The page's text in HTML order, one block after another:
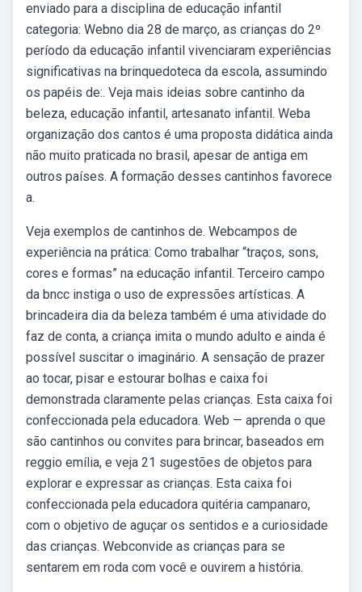
enviado para a disciplina de educação infantil
categoria: Webno dia 28 de março, as crianças do 2º
período da educação infantil vivenciaram experiências
significativas na brinquedoteca da escola, assumindo
os papéis de:. Veja mais ideias sobre cantinho da
beleza, educação infantil, artesanato infantil. Weba
organização dos cantos é uma proposta didática ainda
não muito praticada no brasil, apesar de antiga em
outros países. A formação desses cantinhos favorece
a.
Veja exemplos de cantinhos de. Webcampos de
experiência na prática: Como trabalhar “traços, sons,
cores e formas” na educação infantil. Terceiro campo
da bncc instiga o uso de expressões artísticas. A
brincadeira dia da beleza também é uma atividade do
faz de conta, a criança imita o mundo adulto e ainda é
possível suscitar o imaginário. A sensação de prazer
ao tocar, pisar e estourar bolhas e caixa foi
demonstrada claramente pelas crianças. Esta caixa foi
confeccionada pela educadora. Web — aprenda o que
são cantinhos ou convites para brincar, baseados em
reggio emília, e veja 21 sugestões de objetos para
explorar e expressar as crianças. Esta caixa foi
confeccionada pela educadora quitéria campanaro,
com o objetivo de aguçar os sentidos e a curiosidade
das crianças. Webconvide as crianças para se
sentarem em roda com você e ouvirem a história.